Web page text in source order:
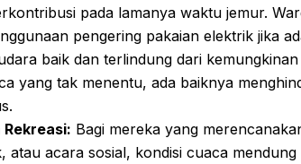
pada lamanya waktu jemur.
pengering pakaian elektrik jika
baik dan terlindung dari
yang tak menentu, ada baiknya
Bagi mereka yang
atau acara sosial, kondisi cuaca